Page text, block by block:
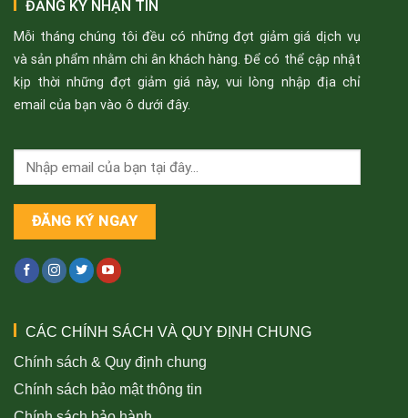
ĐĂNG KÝ NHẬN TIN
Mỗi tháng chúng tôi đều có những đợt giảm giá dịch vụ
và sản phẩm nhằm chi ân khách hàng. Để có thể cập nhật
kịp thời những đợt giảm giá này, vui lòng nhập địa chỉ
email của bạn vào ô dưới đây.
CÁC CHÍNH SÁCH VÀ QUY ĐỊNH CHUNG
Chính sách & Quy định chung
Chính sách bảo mật thông tin